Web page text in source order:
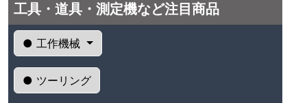
工具・道具・測定機など注目商品
● 工作機械
● ツーリング